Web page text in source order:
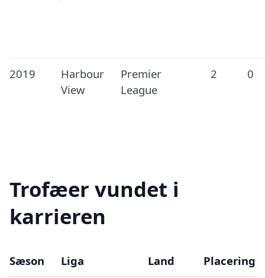
2019
Harbour
View
Premier
League
2 0
Trofæer vundet i
karrieren
Sæson Liga Land Placering